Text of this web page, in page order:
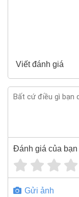
Cáp điện hạ
Bao 1 đổi 1 trong
Nếu bạn cần
cháy 3 pha bọc
Viết đánh giá
Đánh giá của bạn
Gửi ảnh